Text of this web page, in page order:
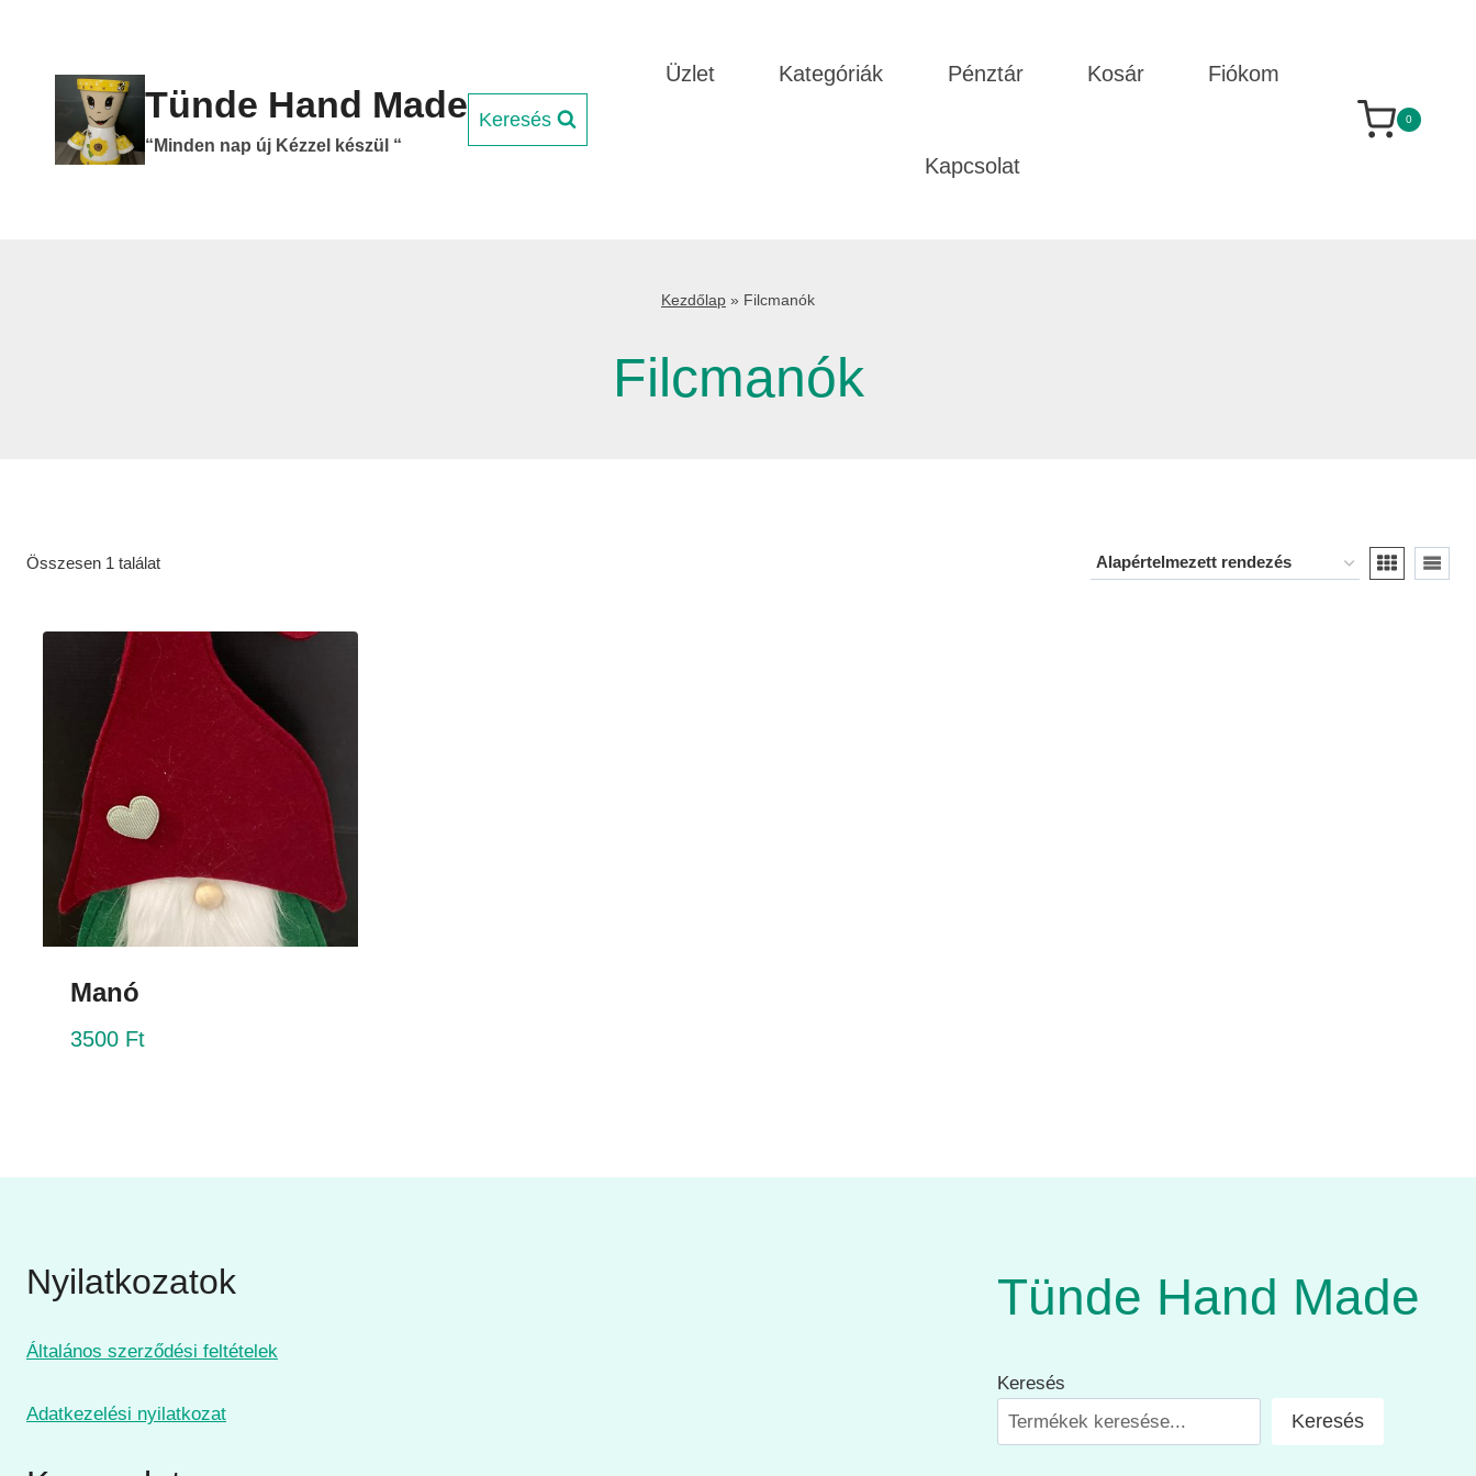
content
Tünde Hand Made
“Minden nap új Kézzel készül “
Keresés
Üzlet Kategóriák Pénztár Kosár Fiókom
Kapcsolat
0
Kezdőlap » Filcmanók
Filcmanók
Összesen 1 találat
Manó
3500 Ft
Nyilatkozatok
Általános szerződési feltételek
Adatkezelési nyilatkozat
Tünde Hand Made
Keresés
Keresés